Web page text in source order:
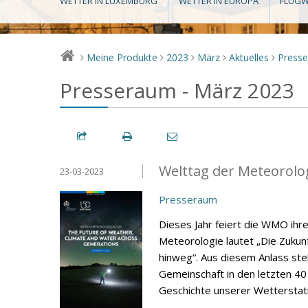
> Meine Produkte > 2023 > März > Aktuelles >
Presseraum - März 2023
Welttag der
23-03-2023
Presseraum
Dieses Jahr feiert die WMO
Meteorologie lautet „Die
hinweg“. Aus diesem Anlass
Gemeinschaft in den letzten
Geschichte unserer